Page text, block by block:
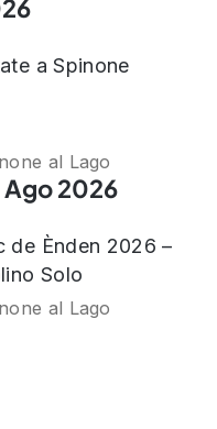
a Spinone
al Lago
Ago 2026
de Ènden 2026 –
Solo
al Lago